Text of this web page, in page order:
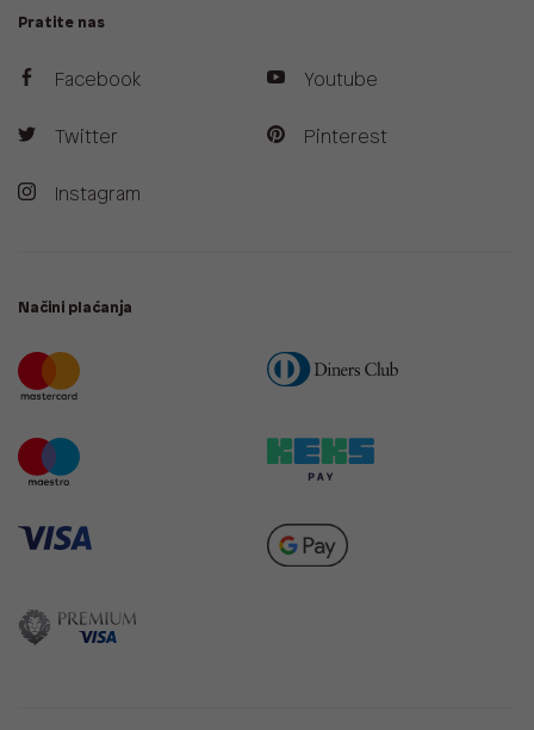
Pratite nas
Facebook
Twitter
Instagram
Youtube
Pinterest
Načini plaćanja